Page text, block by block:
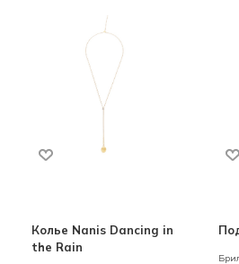
Колье Nanis Dancing in
the Rain